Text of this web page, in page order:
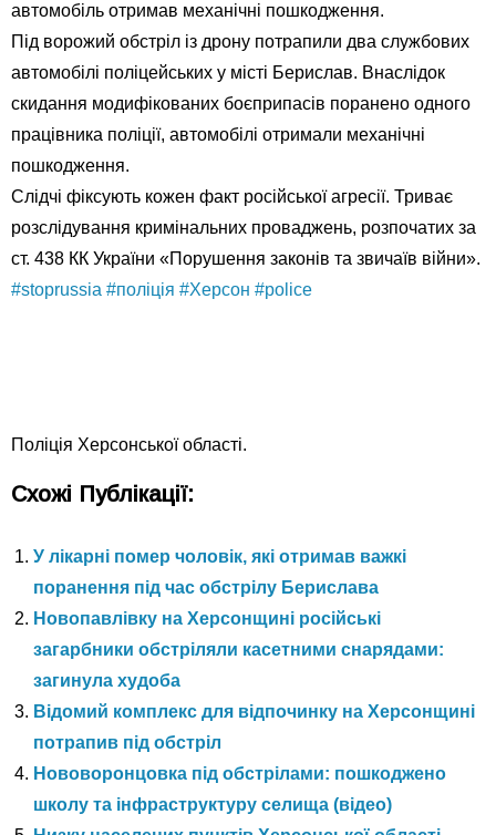
автомобіль отримав механічні пошкодження.
Під ворожий обстріл із дрону потрапили два службових
автомобілі поліцейських у місті Берислав. Внаслідок
скидання модифікованих боєприпасів поранено одного
працівника поліції, автомобілі отримали механічні
пошкодження.
Слідчі фіксують кожен факт російської агресії. Триває
розслідування кримінальних проваджень, розпочатих за
ст. 438 КК України «Порушення законів та звичаїв війни».
#stoprussia #поліція #Херсон #police
Поліція Херсонської області.
Схожі Публікації:
У лікарні помер чоловік, які отримав важкі
поранення під час обстрілу Берислава
Новопавлівку на Херсонщині російські
загарбники обстріляли касетними снарядами:
загинула худоба
Відомий комплекс для відпочинку на Херсонщині
потрапив під обстріл
Нововоронцовка під обстрілами: пошкоджено
школу та інфраструктуру селища (відео)